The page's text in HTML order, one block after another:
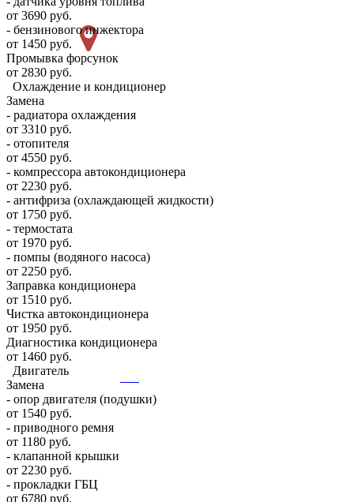
от 3690 руб.
- бензинового инжектора
от 1450 руб.
Промывка форсунок
от 2830 руб.
Охлаждение и кондиционер
Замена
- радиатора охлаждения
от 3310 руб.
- отопителя
от 4550 руб.
- компрессора автокондиционера
от 2230 руб.
- антифриза (охлаждающей жидкости)
от 1750 руб.
- термостата
от 1970 руб.
- помпы (водяного насоса)
от 2250 руб.
Заправка кондиционера
от 1510 руб.
Чистка автокондиционера
от 1950 руб.
Диагностика кондиционера
от 1460 руб.
Двигатель
Замена
- опор двигателя (подушки)
от 1540 руб.
- приводного ремня
от 1180 руб.
- клапанной крышки
от 2230 руб.
- прокладки ГБЦ
от 6780 руб.